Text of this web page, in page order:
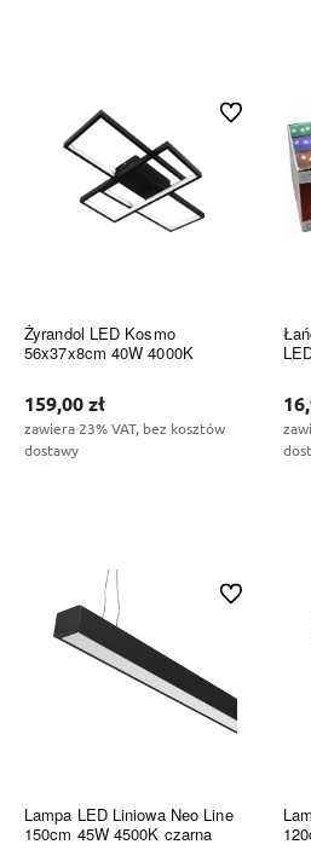
Żyrandol LED Kosmo
56x37x8cm 40W 4000K
159,00 zł
zawiera 23% VAT, bez kosztów
dostawy
Do ulubionych
Lampa LED Liniowa Neo Line
150cm 45W 4500K czarna
Do ulubionych